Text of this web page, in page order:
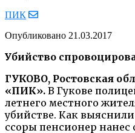
ПИК
Опубликовано 21.03.2017
Убийство
ГУКОВО, Ростовская
«ПИК». В Гукове
летнего местного
убийстве. Как
ссоры пенсионер